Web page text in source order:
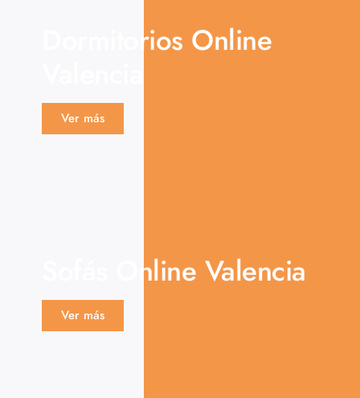
Dormitorios Online
Ver más
Sofás Online Valencia
Ver más